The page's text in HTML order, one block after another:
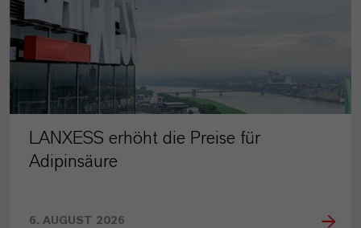
LANXESS erhöht die Preise für
Adipinsäure
6. AUGUST 2026